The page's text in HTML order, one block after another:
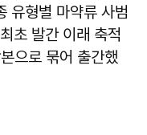
유형별 마약류 사범
초 발간 이래 축적
으로 묶어 출간했